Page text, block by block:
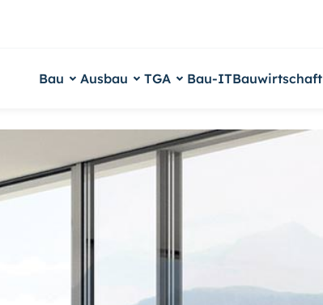
Bau Ausbau TGA Bau-ITBauwirtschaft